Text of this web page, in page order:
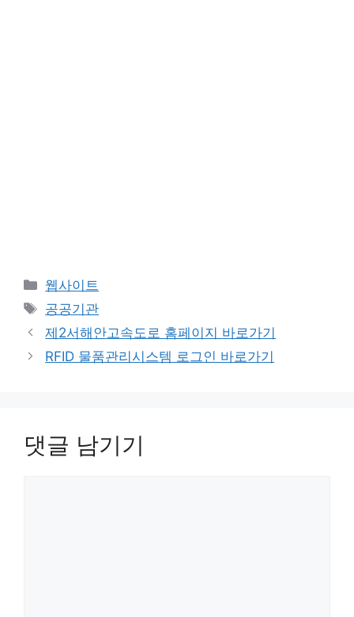
카
테
고
리
웹사이트
태
그
공공기관
제2서해안고속도로 홈페이지 바로가기
RFID 물품관리시스템 로그인 바로가기
댓글 남기기